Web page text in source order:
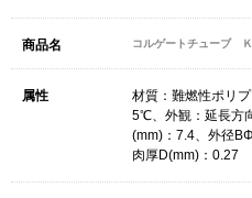
コルゲートチューブ
材質：難燃性ポリ
5℃、外観：延長方
(mm)：7.4、外径
肉厚D(mm)：0.27